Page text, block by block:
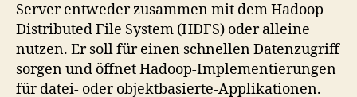
Server entweder zusammen mit dem Hadoop
Distributed File System (HDFS) oder alleine
nutzen. Er soll für einen schnellen Datenzugriff
sorgen und öffnet Hadoop-Implementierungen
für datei- oder objektbasierte-Applikationen.